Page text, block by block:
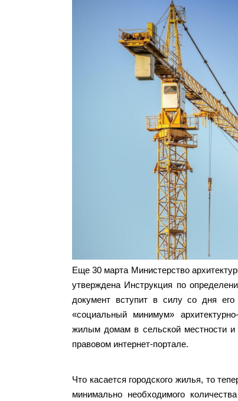
Еще 30 марта Министерство
утверждена Инструкция по
документ вступит в силу со дня его
«социальный минимум»
жилым домам в сельской местности и
правовом интернет-портале.
Что касается городского жилья, то
минимально необходимого